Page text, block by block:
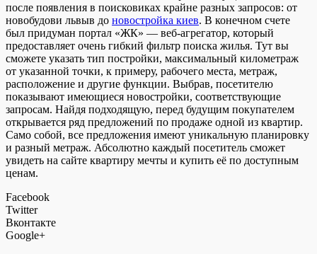
после появления в поисковиках крайне разных запросов: от
новобудови львыв до новостройка киев. В конечном счете
был придуман портал «ЖК» — веб-агрегатор, который
предоставляет очень гибкий фильтр поиска жилья. Тут вы
сможете указать тип постройки, максимальный километраж
от указанной точки, к примеру, рабочего места, метраж,
расположение и другие функции. Выбрав, посетителю
показывают имеющиеся новостройки, соответствующие
запросам. Найдя подходящую, перед будущим покупателем
открывается ряд предложений по продаже одной из квартир.
Само собой, все предложения имеют уникальную планировку
и разный метраж. Абсолютно каждый посетитель сможет
увидеть на сайте квартиру мечты и купить её по доступным
ценам.
Facebook
Twitter
Вконтакте
Google+